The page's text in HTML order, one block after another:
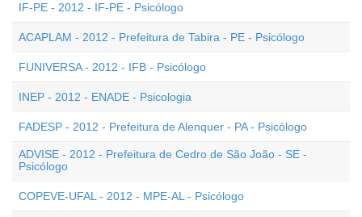
IF-PE - 2012 - IF-PE - Psicólogo
ACAPLAM - 2012 - Prefeitura de Tabira - PE - Psicólogo
FUNIVERSA - 2012 - IFB - Psicólogo
INEP - 2012 - ENADE - Psicologia
FADESP - 2012 - Prefeitura de Alenquer - PA - Psicólogo
ADVISE - 2012 - Prefeitura de Cedro de São João - SE -
Psicólogo
COPEVE-UFAL - 2012 - MPE-AL - Psicólogo